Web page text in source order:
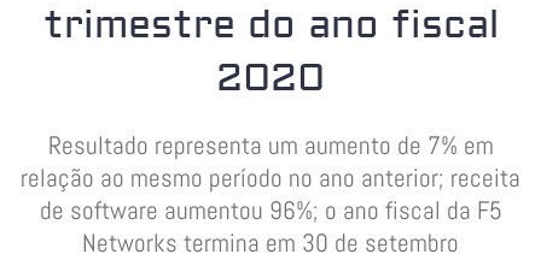
trimestre do ano fiscal
2020
Resultado representa um aumento de 7% em
relação ao mesmo período no ano anterior; receita
de software aumentou 96%; o ano fiscal da F5
Networks termina em 30 de setembro